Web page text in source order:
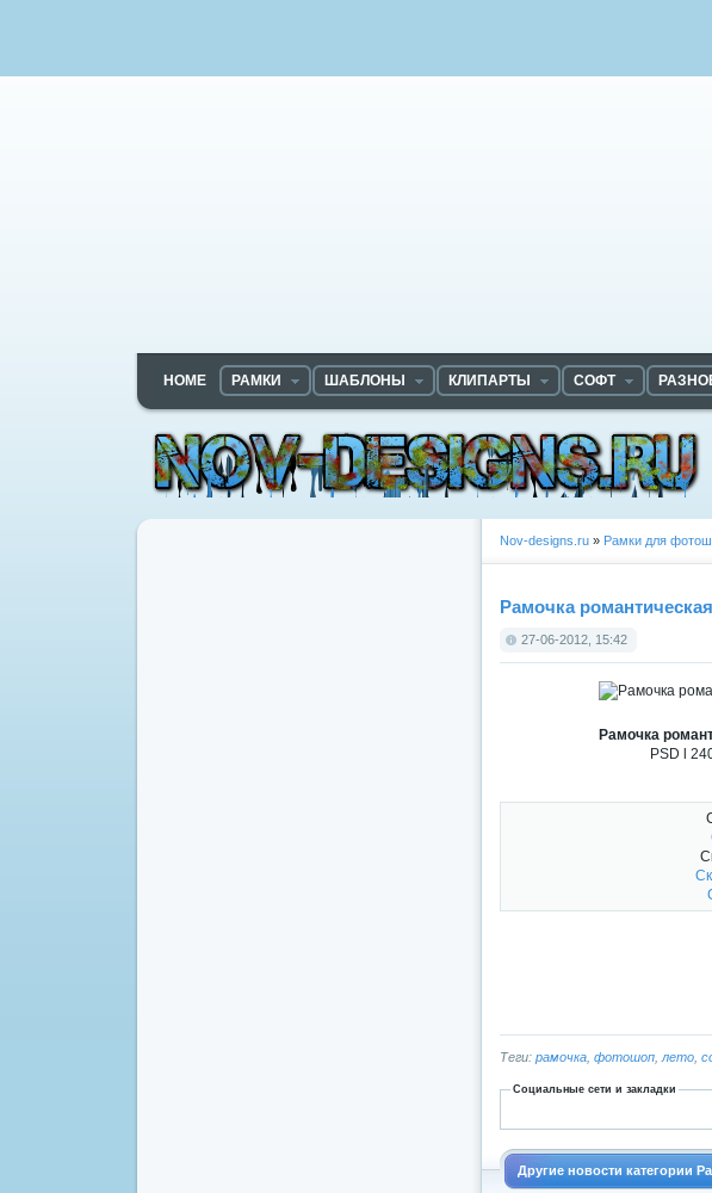
HOME РАМКИ ШАБЛОНЫ КЛИПАРТЫ СОФТ
Nov-designs.ru » Рамки для
Рамочка
27-06-2012, 15:42
Рамочка
PSD l
Теги: рамочка фотошоп лето
Социальные сети и закладки
Другие новости категории